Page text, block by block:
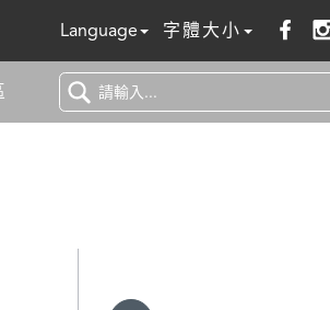
Language 字體大小